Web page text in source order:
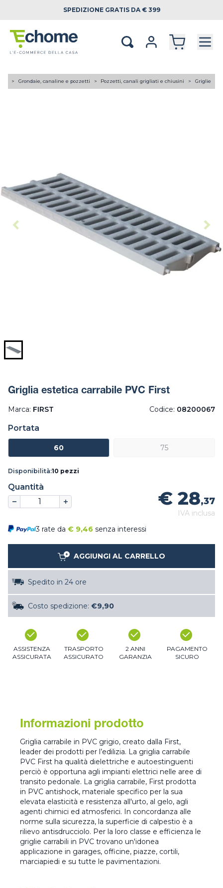
SPEDIZIONE GRATIS DA € 399
Grondaie, canaline e pozzetti Pozzetti, canali grigliati e chiusini Griglie
Griglia estetica carrabile PVC First
Marca: FIRST Codice: 08200067
Portata
60 75
Disponibilità:10 pezzi
Quantità
€ 28,37
IVA inclusa
3 rate da € 9,46 senza interessi
AGGIUNGI AL CARRELLO
Spedito in 24 ore
Costo spedizione: €9,90
ASSISTENZA
ASSICURATA
TRASPORTO
ASSICURATO
2 ANNI
GARANZIA
PAGAMENTO
SICURO
Informazioni prodotto
Griglia carrabile in PVC grigio, creato dalla First,
leader dei prodotti per l’edilizia. La griglia carrabile
PVC First ha qualità dielettriche e autoestinguenti
perciò è opportuna agli impianti elettrici nelle aree di
transito pedonale. La griglia carrabile, First prodotta
in PVC antishock, materiale specifico per la sua
elevata elasticità e resistenza all'urto, al gelo, agli
agenti chimici ed atmosferici. In concordanza alle
norme sulla sicurezza, la superficie di calpestio è a
rilievo antisdrucciolo. Per la loro classe e efficienza le
griglie carrabili in PVC trovano un'idonea
applicazione in garages, officine, piazze, cortili,
marciapiedi e su tutte le pavimentazioni.